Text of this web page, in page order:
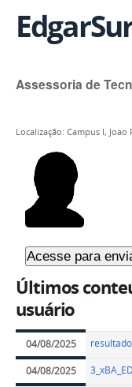
Assessoria de
Localização: Campus I, Joao
Últimos
usuário
04/08/2025
04/08/2025